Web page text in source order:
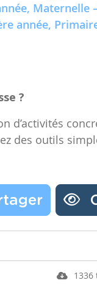
Maternelle
année,
?
d’activités
des outils
1336